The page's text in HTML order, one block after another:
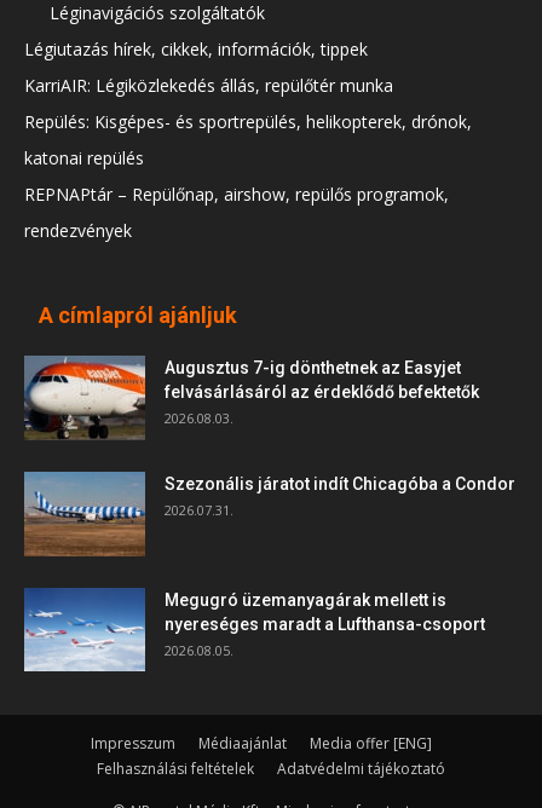
Léginavigációs szolgáltatók
Légiutazás hírek, cikkek, információk, tippek
KarriAIR: Légiközlekedés állás, repülőtér munka
Repülés: Kisgépes- és sportrepülés, helikopterek, drónok,
katonai repülés
REPNAPtár – Repülőnap, airshow, repülős programok,
rendezvények
A címlapról ajánljuk
Augusztus 7-ig dönthetnek az Easyjet
felvásárlásáról az érdeklődő befektetők
2026.08.03.
Szezonális járatot indít Chicagóba a Condor
2026.07.31.
Megugró üzemanyagárak mellett is
nyereséges maradt a Lufthansa-csoport
2026.08.05.
Impresszum Médiaajánlat
Media offer [ENG]
Felhasználási feltételek
Adatvédelmi tájékoztató